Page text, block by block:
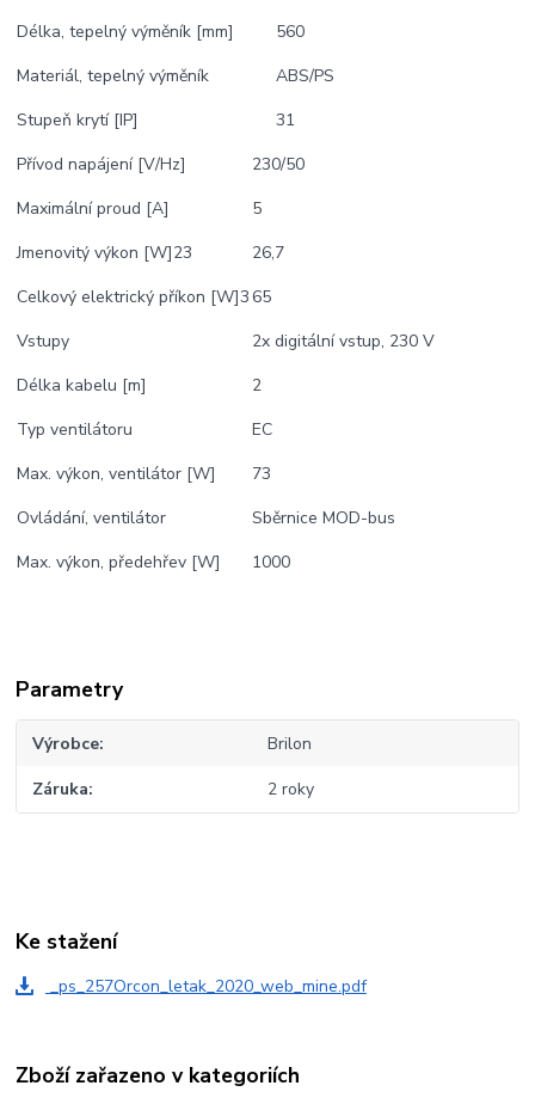
Délka, tepelný výměník [mm]
560
Materiál, tepelný výměník
ABS/PS
Stupeň krytí [IP]
31
Přívod napájení [V/Hz]
230/50
Maximální proud [A]
5
Jmenovitý výkon [W]23
26,7
Celkový elektrický příkon [W]365
Vstupy
2x digitální vstup, 230 V
Délka kabelu [m]
2
Typ ventilátoru
EC
Max. výkon, ventilátor [W]
73
Ovládání, ventilátor
Sběrnice MOD-bus
Max. výkon, předehřev [W]
1000
Parametry
Výrobce Brilon
Záruka 2 roky
Ke stažení
_ps_257Orcon_letak_2020_web_mine.pdf
Zboží zařazeno v kategoriích